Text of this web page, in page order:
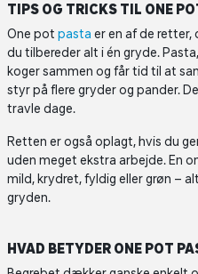
TIPS OG TRICKS TIL ONE
One pot pasta er en af de retter,
du tilbereder alt i én gryde. Pasta,
koger sammen og får tid til at
styr på flere gryder og pander.
travle dage.
Retten er også oplagt, hvis du
uden meget ekstra arbejde. En
mild, krydret, fyldig eller grøn –
gryden.
HVAD BETYDER ONE POT